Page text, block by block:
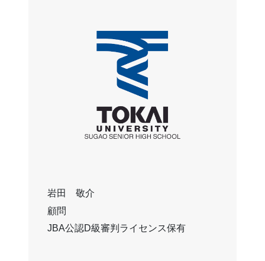
岩田 敬介
顧問
JBA公認D級審判ライセンス保有